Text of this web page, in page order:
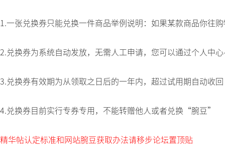
1.一张兑换券只能兑换一件商品举例说明：如果某款商品你往
2.兑换券为系统自动发放，无需人工申请，您可以通过个人中
3.兑换券有效期为从领取之日后的一年内，超过试用期自动收回
4.兑换券目前实行专券专用，不能转赠他人或者兑换“腕豆”
精华帖认定标准和网站腕豆获取办法请移步论坛置顶贴